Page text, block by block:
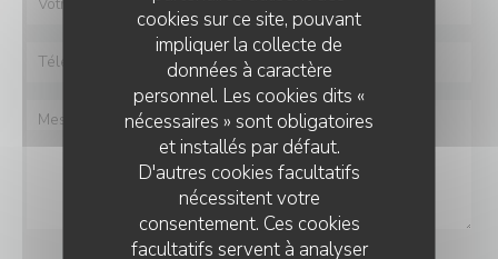
cookies sur ce site, pouvant
impliquer la collecte de
données à caractère
personnel. Les cookies dits «
nécessaires » sont obligatoires
et installés par défaut.
D'autres cookies facultatifs
nécessitent votre
consentement. Ces cookies
facultatifs servent à analyser